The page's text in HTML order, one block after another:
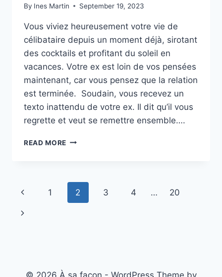
By Ines Martin September 19, 2023
Vous viviez heureusement votre vie de
célibataire depuis un moment déjà, sirotant
des cocktails et profitant du soleil en
vacances. Votre ex est loin de vos pensées
maintenant, car vous pensez que la relation
est terminée. Soudain, vous recevez un
texto inattendu de votre ex. Il dit qu’il vous
regrette et veut se remettre ensemble….
READ MORE VOICI
DES
HOMMES
METTENT
Page
navigation
Previous
Page
1 2 3 4 … 20
Next
© 2026 À sa façon - WordPress Theme by